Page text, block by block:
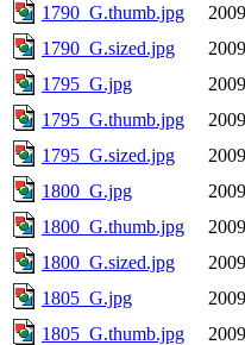
1790_G.thumb.jpg
1790_G.sized.jpg
1795_G.jpg
1795_G.thumb.jpg
1795_G.sized.jpg
1800_G.jpg
1800_G.thumb.jpg
1800_G.sized.jpg
1805_G.jpg
1805_G.thumb.jpg